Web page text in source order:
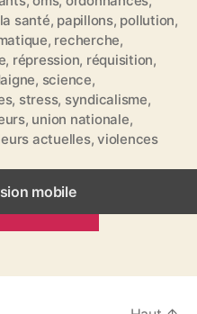
santé, papillons, pollution,
, recherche,
, répression, réquisition,
, science,
, stress, syndicalisme,
, union nationale,
actuelles,violences
mobile